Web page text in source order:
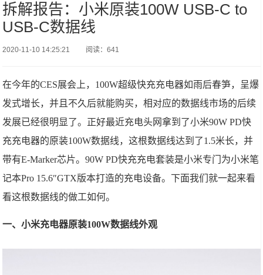
拆解报告：小米原装100W USB-C to
USB-C数据线
2020-11-10 14:25:21 阅读：641
在今年的CES展会上，100W超级快充充电器如雨后春笋，呈爆
发式增长，并且不久后就能购买，相对应的数据线市场的后续
发展已经很明显了。正好最近充电头网拿到了小米90W PD快
充充电器的原装100W数据线，这根数据线达到了1.5米长，并
带有E-Marker芯片。90W PD快充充电套装是小米专门为小米笔
记本Pro 15.6″GTX版本打造的充电设备。下面我们就一起来看
看这根数据线的做工如何。
一、小米充电器原装100W数据线外观